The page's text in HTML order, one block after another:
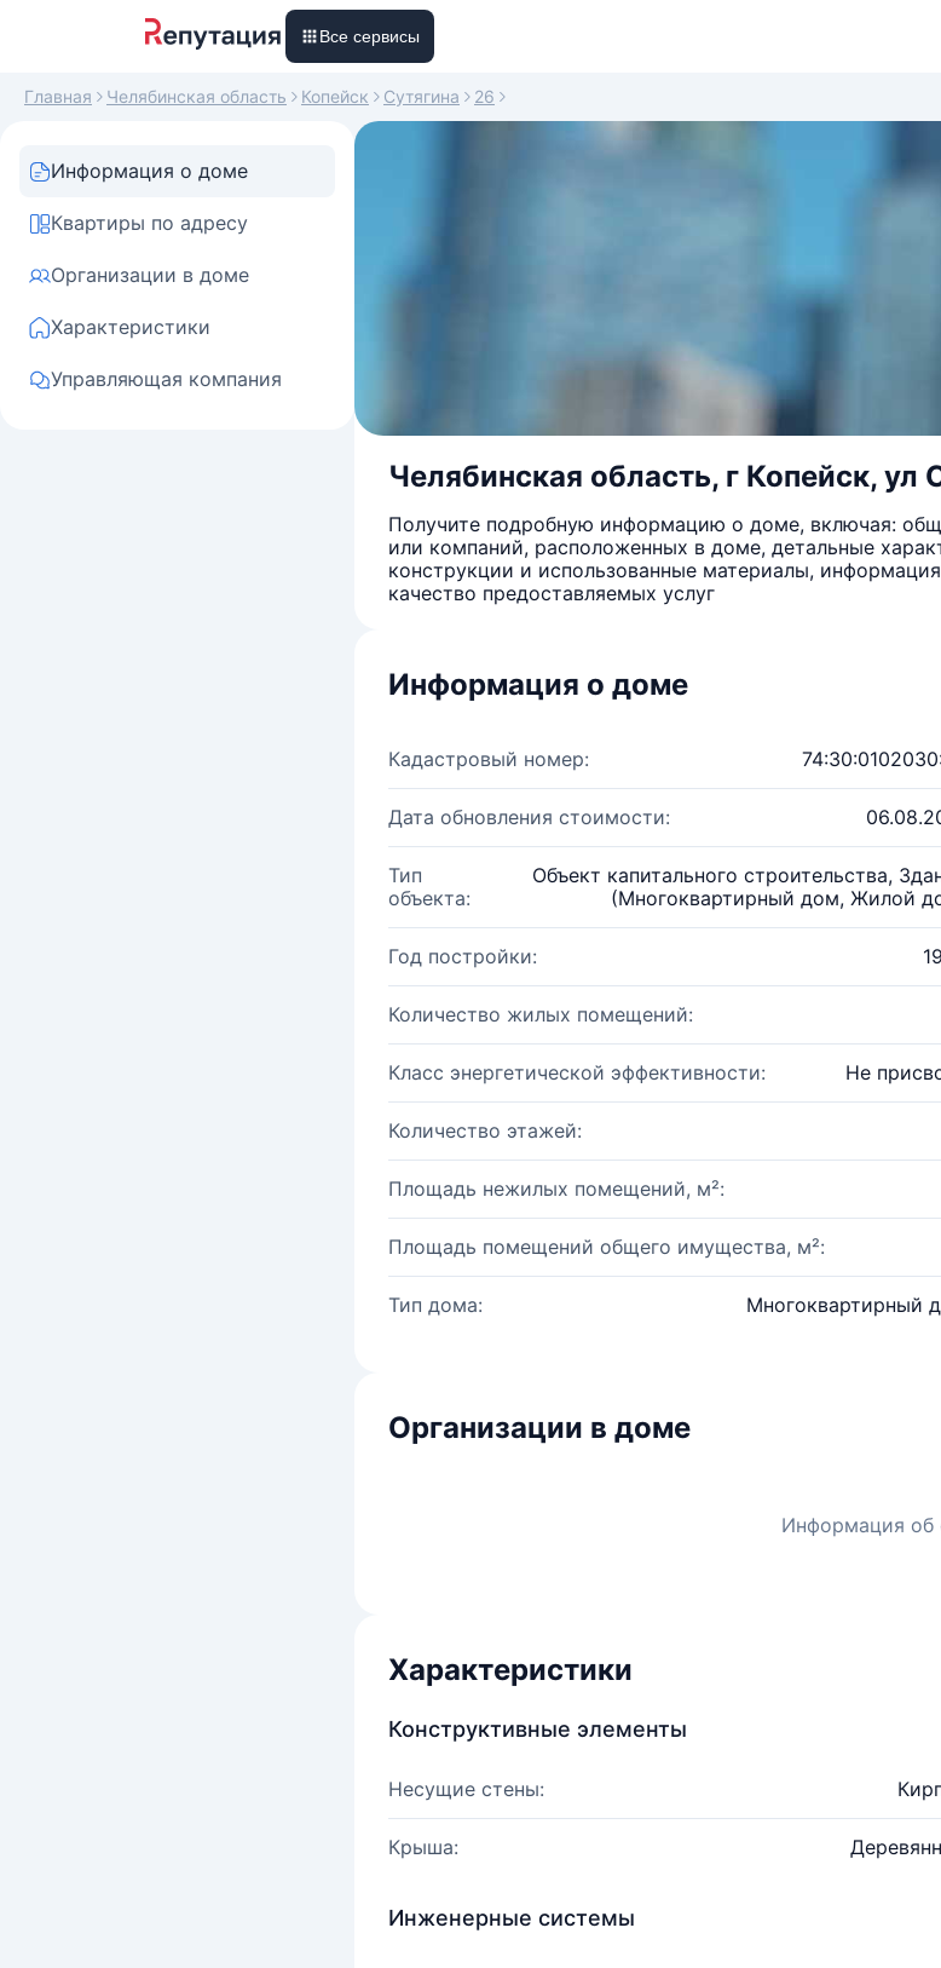
Все сервисы
Главная Челябинская область Копейск Сутягина 26
Информация о доме
Квартиры по адресу
Организации в доме
Характеристики
Управляющая компания
Челябинская область, г Копейск, ул
Получите подробную информацию о доме, включая:
или компаний, расположенных в доме, детальные
конструкции и использованные материалы,
качество предоставляемых услуг
Информация о доме
Кадастровый номер:
Дата обновления стоимости:
Тип
объекта:
Объект капитального строительства,
(Многоквартирный дом, Жилой
Год постройки:
Количество жилых помещений:
Класс энергетической эффективности: Не
Количество этажей:
Площадь нежилых помещений, м²:
Площадь помещений общего имущества, м²:
Тип дома: Многоквартирный
Организации в доме
Информация об
Характеристики
Конструктивные элементы
Несущие стены:
Крыша:
Инженерные системы